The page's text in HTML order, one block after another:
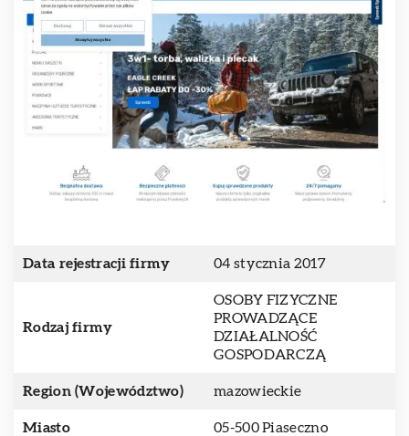
Data rejestracji firmy 04 stycznia 2017
Rodzaj firmy
OSOBY FIZYCZNE
PROWADZĄCE
DZIAŁALNOŚĆ
GOSPODARCZĄ
Region (Województwo) mazowieckie
Miasto 05-500 Piaseczno